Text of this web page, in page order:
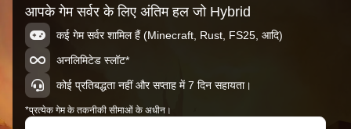
आपके गेम सर्वर के लिए अंतिम हल जो Hybrid
कई गेम सर्वर शामिल हैं (Minecraft, Rust, FS25, आदि)
अनलिमिटेड स्लॉट*
कोई प्रतिबद्धता नहीं और सप्ताह में 7 दिन सहायता।
*प्रत्येक गेम के तकनीकी सीमाओं के अधीन।